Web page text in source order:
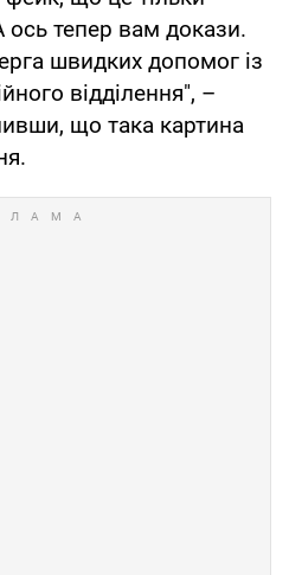
ось тепер вам докази.
швидких допомог із
відділення", –
що така картина